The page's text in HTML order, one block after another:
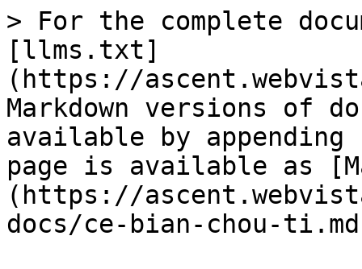
> For the complete
[llms.txt]
(https://
Markdown versions of
available by
page is available as
(https://
docs/ce-bian-chou-